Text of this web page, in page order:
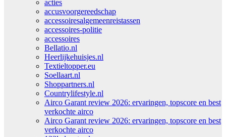
acties
accusvoorgereedschap
accessoiresalgemeenreistassen
accessoires-politie
accessoires
Bellatio.nl
Heerlijkehuisjes.nl
Textieltopper.eu
Soellaart.nl
Shoppartners.nl
Countrylifestyle.nl
Airco Garant review 2026: ervaringen, topscore en best
verkochte airco
Airco Garant review 2026: ervaringen, topscore en best
verkochte airco